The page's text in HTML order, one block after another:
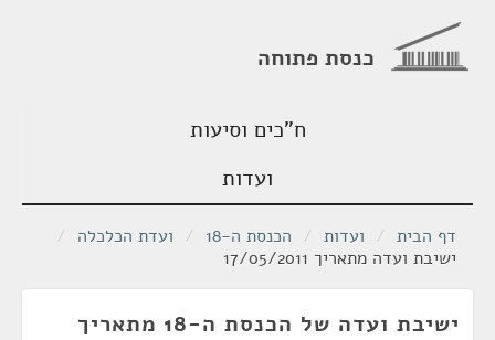
כנסת פתוחה
ח"כים וסיעות
ועדות
דף הבית / ועדות / הכנסת ה-18 / ועדת הכלכלה /
ישיבת ועדה מתאריך 17/05/2011
ישיבת ועדה של הכנסת ה-18 מתאריך